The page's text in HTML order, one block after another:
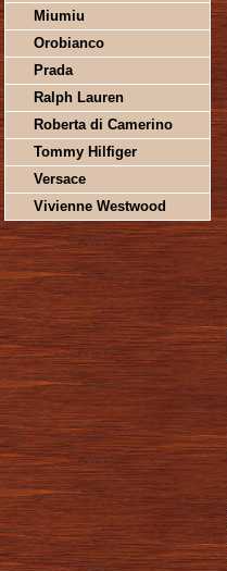
Miumiu
Orobianco
Prada
Ralph Lauren
Roberta di Camerino
Tommy Hilfiger
Versace
Vivienne Westwood